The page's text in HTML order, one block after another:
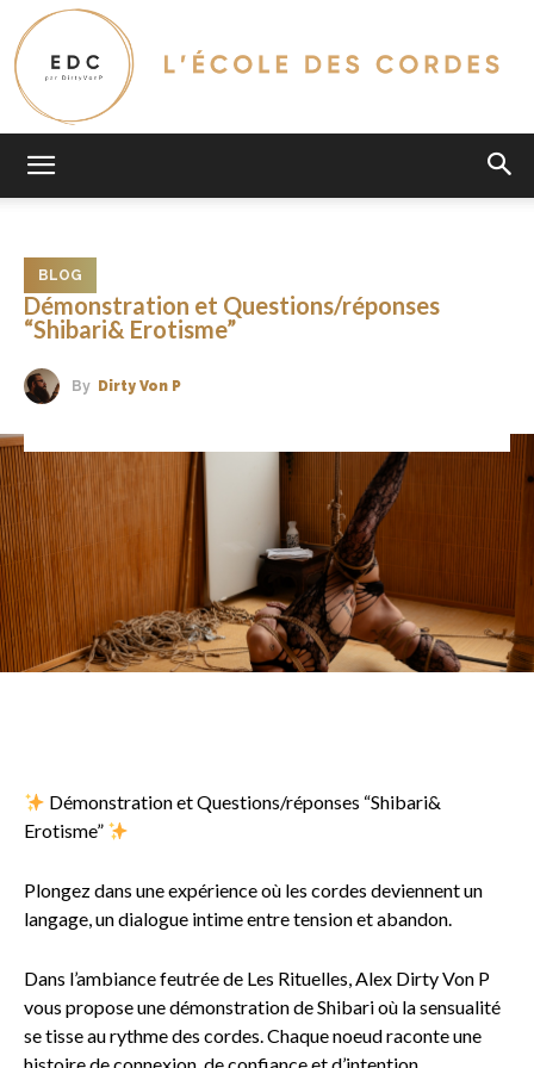
Des
BLOG
Démonstration et Questions/réponses
“Shibari& Erotisme”
By Dirty Von P
Démonstration et Questions/réponses “Shibari&
Erotisme”
Plongez dans une expérience où les cordes deviennent un
langage, un dialogue intime entre tension et abandon.
Dans l’ambiance feutrée de Les Rituelles, Alex Dirty Von P
vous propose une démonstration de Shibari où la sensualité
se tisse au rythme des cordes. Chaque noeud raconte une